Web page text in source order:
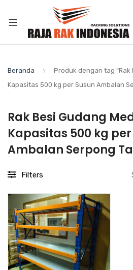
Beranda
Produk dengan tag “Rak
Kapasitas 500 kg per Susun Ambalan
Rak Besi Gudang
Kapasitas 500 kg per
Ambalan Serpong
Filters